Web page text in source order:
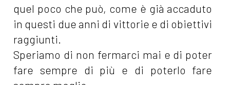
quel poco che può, come è già accaduto
in questi due anni di vittorie e di obiettivi
raggiunti.
Speriamo di non fermarci mai e di poter
fare sempre di più e di poterlo fare